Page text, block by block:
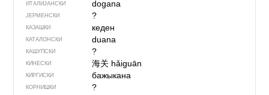
ИТАЛИЈАНСКИ dogana
ЈЕРМЕНСКИ ?
КАЗАШКИ кеден
КАТАЛОНСКИ duana
КАШУПСКИ ?
КИНЕСКИ 海关 hǎiguān
КИРГИСКИ бажыкана
КОРНИШКИ
?